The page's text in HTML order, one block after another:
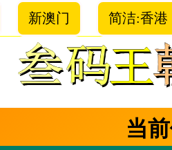
新澳门 简洁:香港
当